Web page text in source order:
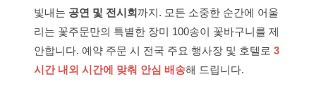
빛내는 공연 및 전시회까지. 모든 소중한 순간에 어울
리는 꽃주문만의 특별한 장미 100송이 꽃바구니를 제
안합니다. 예약 주문 시 전국 주요 행사장 및 호텔로 3
시간 내외 시간에 맞춰 안심 배송해 드립니다.